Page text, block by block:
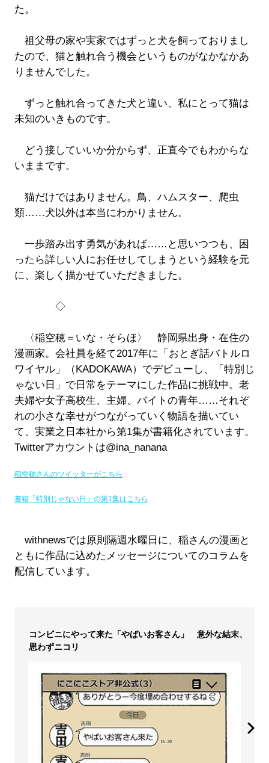
た。
祖父母の家や実家ではずっと犬を飼っておりまし
たので、猫と触れ合う機会というものがなかなかあ
りませんでした。
ずっと触れ合ってきた犬と違い、私にとって猫は
未知のいきものです。
どう接していいか分からず、正直今でもわからな
いままです。
猫だけではありません。鳥、ハムスター、爬虫
類……犬以外は本当にわかりません。
一歩踏み出す勇気があれば……と思いつつも、困
ったら詳しい人にお任せしてしまうという経験を元
に、楽しく描かせていただきました。
◇
〈稲空穂＝いな・そらほ〉 静岡県出身・在住の
漫画家。会社員を経て2017年に「おとぎ話バトルロ
ワイヤル」（KADOKAWA）でデビューし、「特別じ
ゃない日」で日常をテーマにした作品に挑戦中。老
夫婦や女子高校生、主婦、バイトの青年……それぞ
れの小さな幸せがつながっていく物語を描いてい
て、実業之日本社から第1集が書籍化されています。
Twitterアカウントは@ina_nanana
稲空穂さんのツイッターがこちら
書籍「特別じゃない日」の第1集はこちら
withnewsでは原則隔週水曜日に、稲さんの漫画と
ともに作品に込めたメッセージについてのコラムを
配信しています。
コンビニにやって来た「やばいお客さん」 意外な結末、
思わずニコリ